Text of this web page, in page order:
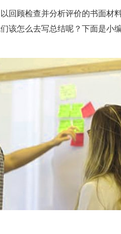
顾检查并分析评价的书面材
该怎么去写总结呢？下面是小